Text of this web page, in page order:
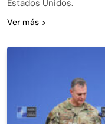
Estados Unidos.
Ver más